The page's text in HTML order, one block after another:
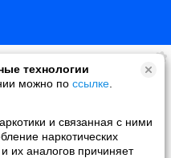
технологии
можно по ссылке
и связанная с ними
наркотических
их аналогов причиняет